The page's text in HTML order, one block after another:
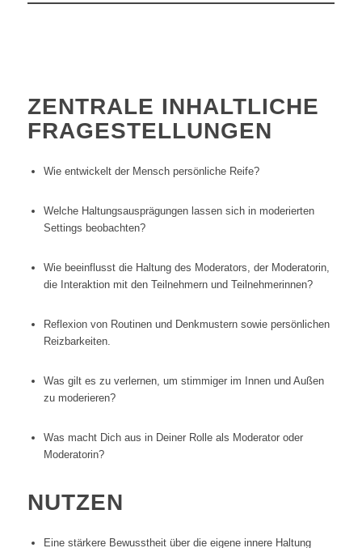
ZENTRALE INHALTLICHE
FRAGESTELLUNGEN
Wie entwickelt der Mensch persönliche Reife?
Welche Haltungsausprägungen lassen sich in moderierten
Settings beobachten?
Wie beeinflusst die Haltung des Moderators, der Moderatorin,
die Interaktion mit den Teilnehmern und Teilnehmerinnen?
Reflexion von Routinen und Denkmustern sowie persönlichen
Reizbarkeiten.
Was gilt es zu verlernen, um stimmiger im Innen und Außen
zu moderieren?
Was macht Dich aus in Deiner Rolle als Moderator oder
Moderatorin?
NUTZEN
Eine stärkere Bewusstheit über die eigene innere Haltung